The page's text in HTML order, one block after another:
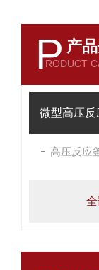
P 产
RODUCT
微型高压反
高压反应